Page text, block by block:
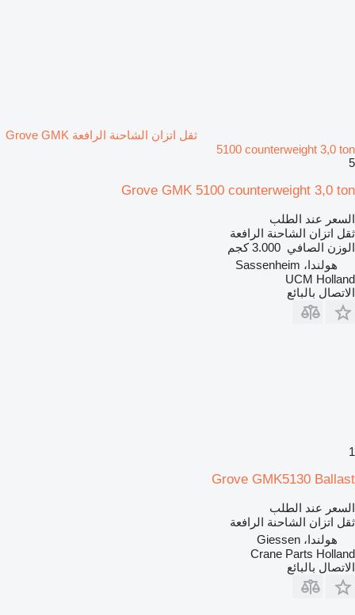
ثقل اتزان الشاحنة الرافعة Grove GMK
5100 counterweight 3,0 ton
5
Grove GMK 5100 counterweight 3,0 ton
السعر عند الطلب
ثقل اتزان الشاحنة الرافعة
الوزن الصافي 3.000 كجم
هولندا، Sassenheim
UCM Holland
الاتصال بالبائع
1
Grove GMK5130 Ballast
السعر عند الطلب
ثقل اتزان الشاحنة الرافعة
هولندا، Giessen
Crane Parts Holland
الاتصال بالبائع